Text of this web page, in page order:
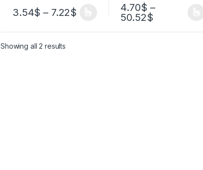
3.54$ – 7.22$ 4.70$ –
50.52$
Showing all 2 results